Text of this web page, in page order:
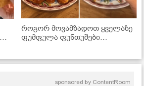
როგორ მოვამზადოთ ყველაზე
ფუმფულა ფუნთუშები
sponsored by ContentRoom